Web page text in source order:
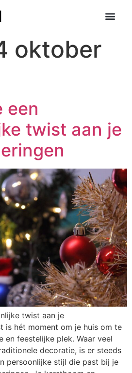
oktober
een
twist aan je
twist aan je
is hét moment om je huis om te
en feestelijke plek. Waar veel
decoratie, is er steeds
persoonlijke stijl die past bij je